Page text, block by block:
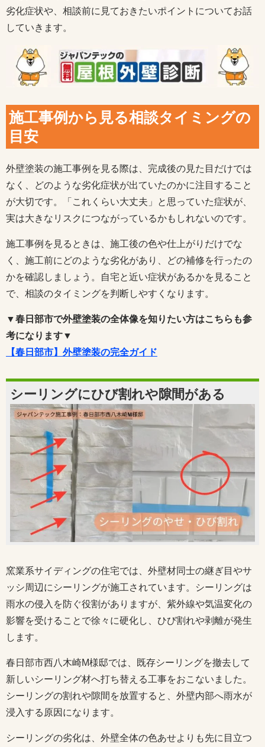
劣化症状や、相談前に見ておきたいポイントについてお話
していきます。
施工事例から見る相談タイミングの
目安
外壁塗装の施工事例を見る際は、完成後の見た目だけでは
なく、どのような劣化症状が出ていたのかに注目すること
が大切です。「これくらい大丈夫」と思っていた症状が、
実は大きなリスクにつながっているかもしれないのです。
施工事例を見るときは、施工後の色や仕上がりだけでな
く、施工前にどのような劣化があり、どの補修を行ったの
かを確認しましょう。自宅と近い症状があるかを見ること
で、相談のタイミングを判断しやすくなります。
▼春日部市で外壁塗装の全体像を知りたい方はこちらも参
考になります▼
【春日部市】外壁塗装の完全ガイド
シーリングにひび割れや隙間がある
窯業系サイディングの住宅では、外壁材同士の継ぎ目やサ
ッシ周辺にシーリングが施工されています。シーリングは
雨水の侵入を防ぐ役割がありますが、紫外線や気温変化の
影響を受けることで徐々に硬化し、ひび割れや剥離が発生
します。
春日部市西八木崎M様邸では、既存シーリングを撤去して
新しいシーリング材へ打ち替える工事をおこないました。
シーリングの割れや隙間を放置すると、外壁内部へ雨水が
浸入する原因になります。
シーリングの劣化は、外壁全体の色あせよりも先に目立つ